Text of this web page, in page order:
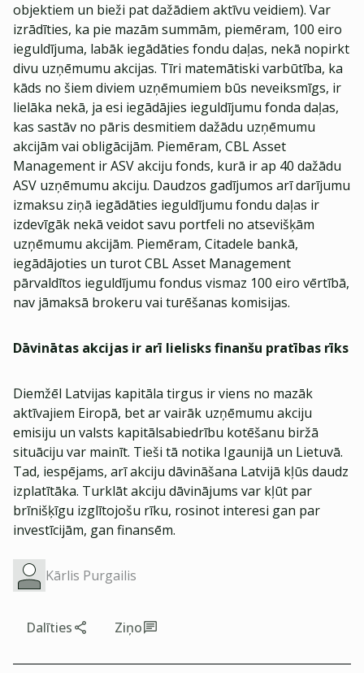
objektiem un bieži pat dažādiem aktīvu veidiem). Var
izrādīties, ka pie mazām summām, piemēram, 100 eiro
ieguldījuma, labāk iegādāties fondu daļas, nekā nopirkt
divu uzņēmumu akcijas. Tīri matemātiski varbūtība, ka
kāds no šiem diviem uzņēmumiem būs neveiksmīgs, ir
lielāka nekā, ja esi iegādājies ieguldījumu fonda daļas,
kas sastāv no pāris desmitiem dažādu uzņēmumu
akcijām vai obligācijām. Piemēram, CBL Asset
Management ir ASV akciju fonds, kurā ir ap 40 dažādu
ASV uzņēmumu akciju. Daudzos gadījumos arī darījumu
izmaksu ziņā iegādāties ieguldījumu fondu daļas ir
izdevīgāk nekā veidot savu portfeli no atsevišķām
uzņēmumu akcijām. Piemēram, Citadele bankā,
iegādājoties un turot CBL Asset Management
pārvaldītos ieguldījumu fondus vismaz 100 eiro vērtībā,
nav jāmaksā brokeru vai turēšanas komisijas.
Dāvinātas akcijas ir arī lielisks finanšu pratības rīks
Diemžēl Latvijas kapitāla tirgus ir viens no mazāk
aktīvajiem Eiropā, bet ar vairāk uzņēmumu akciju
emisiju un valsts kapitālsabiedrību kotēšanu biržā
situāciju var mainīt. Tieši tā notika Igaunijā un Lietuvā.
Tad, iespējams, arī akciju dāvināšana Latvijā kļūs daudz
izplatītāka. Turklāt akciju dāvinājums var kļūt par
brīnišķīgu izglītojošu rīku, rosinot interesi gan par
investīcijām, gan finansēm.
Kārlis Purgailis
Dalīties Ziņo